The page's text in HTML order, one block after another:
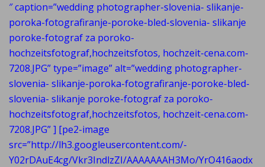
″ caption=”wedding photographer-slovenia- slikanje-
poroka-fotografiranje-poroke-bled-slovenia- slikanje
poroke-fotograf za poroko-
hochzeitsfotograf,hochzeitsfotos, hochzeit-cena.com-
7208.JPG” type=”image” alt=”wedding photographer-
slovenia- slikanje-poroka-fotografiranje-poroke-bled-
slovenia- slikanje poroke-fotograf za poroko-
hochzeitsfotograf,hochzeitsfotos, hochzeit-cena.com-
7208.JPG” ] [pe2-image
src=”http://lh3.googleusercontent.com/-
Y02rDAuE4cg/Vkr3IndlzZI/AAAAAAAH3Mo/YrO416aodx